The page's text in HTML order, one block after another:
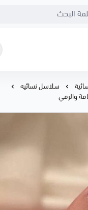
سلاسل نسائيه
والرقي